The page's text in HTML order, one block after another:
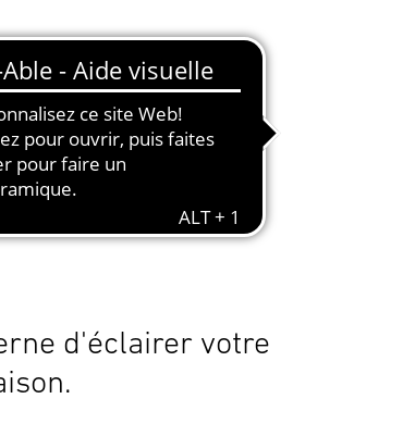
d'éclairer votre